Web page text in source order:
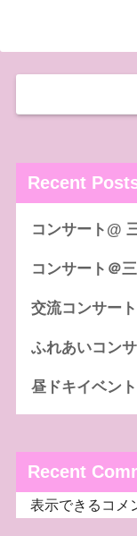
Recent
コンサート@
コンサート＠
交流コンサー
ふれあいコン
昼ドキイベン
Recent
表示できるコメ